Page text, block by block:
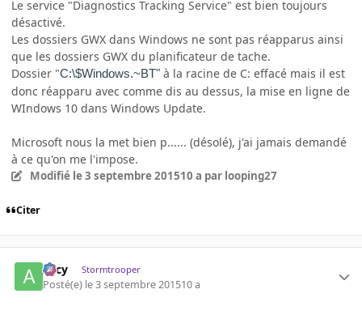
Le service "Diagnostics Tracking Service" est bien toujours
désactivé.
Les dossiers GWX dans Windows ne sont pas réapparus ainsi
que les dossiers GWX du planificateur de tache.
Dossier "C:\$Windows.~BT" à la racine de C: effacé mais il est
donc réapparu avec comme dis au dessus, la mise en ligne de
WIndows 10 dans Windows Update.
Microsoft nous la met bien p...... (désolé), j'ai jamais demandé
à ce qu'on me l'impose.
Modifié le 3 septembre 201510 a par looping27
Citer
Arcy Stormtrooper
Posté(e) le 3 septembre 201510 a